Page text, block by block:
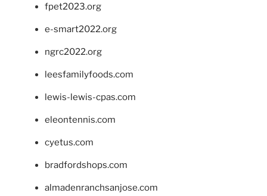
fpet2023.org
e-smart2022.org
ngrc2022.org
leesfamilyfoods.com
lewis-lewis-cpas.com
eleontennis.com
cyetus.com
bradfordshops.com
almadenranchsanjose.com